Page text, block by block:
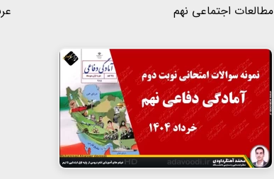
مطالعات اجتماعی نهم